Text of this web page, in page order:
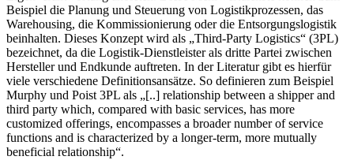
Beispiel die Planung und Steuerung von Logistikprozessen, das
Warehousing, die Kommissionierung oder die Entsorgungslogistik
beinhalten. Dieses Konzept wird als „Third-Party Logistics“ (3PL)
bezeichnet, da die Logistik-Dienstleister als dritte Partei zwischen
Hersteller und Endkunde auftreten. In der Literatur gibt es hierfür
viele verschiedene Definitionsansätze. So definieren zum Beispiel
Murphy und Poist 3PL als „[..] relationship between a shipper and
third party which, compared with basic services, has more
customized offerings, encompasses a broader number of service
functions and is characterized by a longer-term, more mutually
beneficial relationship“.